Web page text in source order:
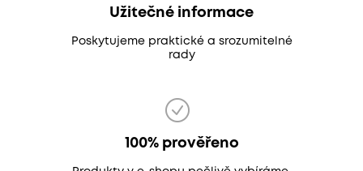
Užitečné informace
Poskytujeme praktické a srozumitelné
rady
100% prověřeno